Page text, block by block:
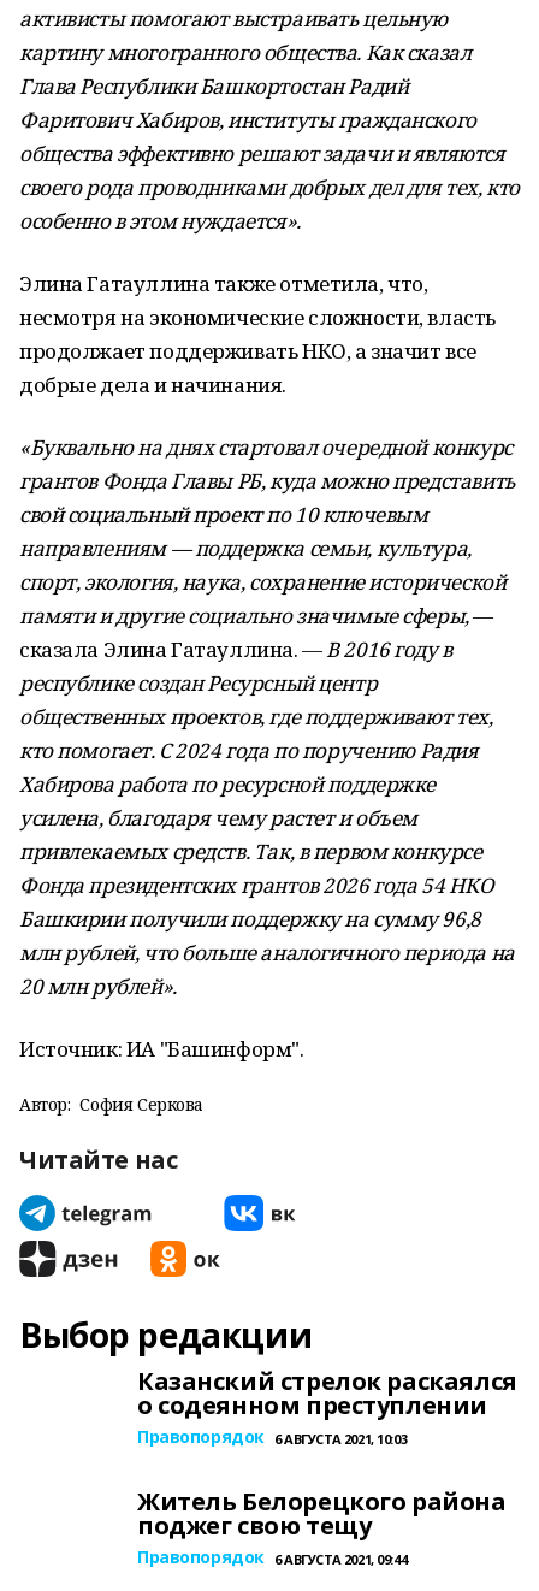
активисты помогают выстраивать цельную
картину многогранного общества. Как сказал
Глава Республики Башкортостан Радий
Фаритович Хабиров, институты гражданского
общества эффективно решают задачи и являются
своего рода проводниками добрых дел для тех, кто
особенно в этом нуждается».
Элина Гатауллина также отметила, что,
несмотря на экономические сложности, власть
продолжает поддерживать НКО, а значит все
добрые дела и начинания.
«Буквально на днях стартовал очередной конкурс
грантов Фонда Главы РБ, куда можно представить
свой социальный проект по 10 ключевым
направлениям — поддержка семьи, культура,
спорт, экология, наука, сохранение исторической
памяти и другие социально значимые сферы,—
сказала Элина Гатауллина. —В 2016 году в
республике создан Ресурсный центр
общественных проектов, где поддерживают тех,
кто помогает. С 2024 года по поручению Радия
Хабирова работа по ресурсной поддержке
усилена, благодаря чему растет и объем
привлекаемых средств. Так, в первом конкурсе
Фонда президентских грантов 2026 года 54 НКО
Башкирии получили поддержку на сумму 96,8
млн рублей, что больше аналогичного периода на
20 млн рублей».
Источник: ИА "Башинформ".
Автор: София Серкова
Читайте нас
Выбор редакции
Казанский стрелок раскаялся
о содеянном преступлении
Правопорядок 6 АВГУСТА 2021, 10:03
Житель Белорецкого района
поджег свою тещу
Правопорядок 6 АВГУСТА 2021, 09:44